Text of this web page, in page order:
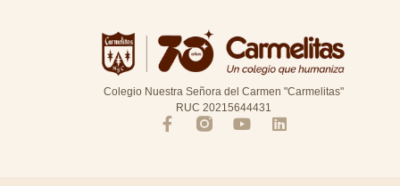
Colegio Nuestra Señora del Carmen "Carmelitas"
RUC 20215644431